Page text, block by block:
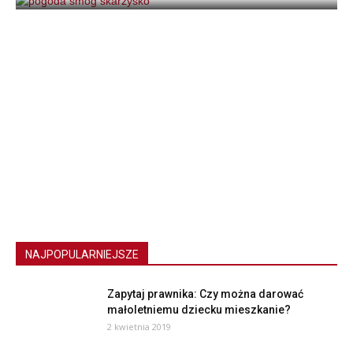
NAJPOPULARNIEJSZE
Zapytaj prawnika: Czy można darować
małoletniemu dziecku mieszkanie?
2 kwietnia 2019